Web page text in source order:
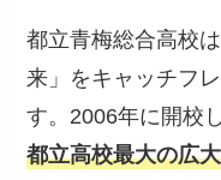
都立青梅総合高校
来」をキャッチフ
す。2006年に開校
都立高校最大の広